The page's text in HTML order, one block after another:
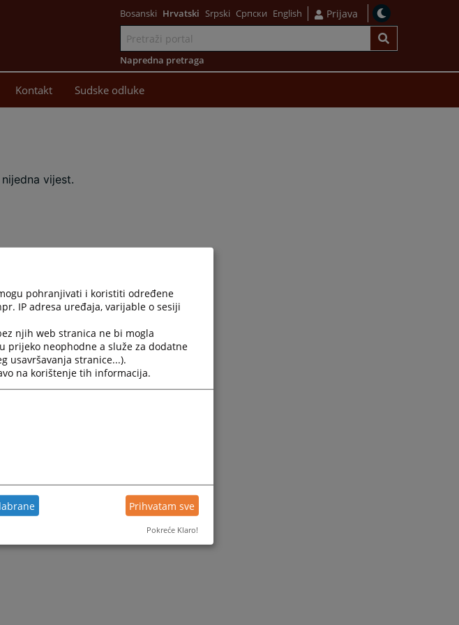
Bosanski Hrvatski Srpski Српски English Prijava
Napredna pretraga
Kontakt Sudske odluke
vijest.
pohranjivati i koristiti određene
IP adresa uređaja, varijable o sesiji
njih web stranica ne bi mogla
prijeko neophodne a služe za dodatne
usavršavanja stranice...).
na korištenje tih informacija.
Prihvatam sve
Pokreće Klaro!